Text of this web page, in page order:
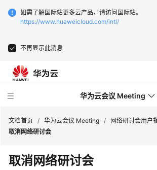
如需了解国际站更多云产品，请访问国际站。
https://www.huaweicloud.com/intl/
不再显示此消息
华为云会议 Meeting
最
新
文档首页 / 华为云会议 Meeting / 网络研讨会用户
取消网络研讨会
取消网络研讨会